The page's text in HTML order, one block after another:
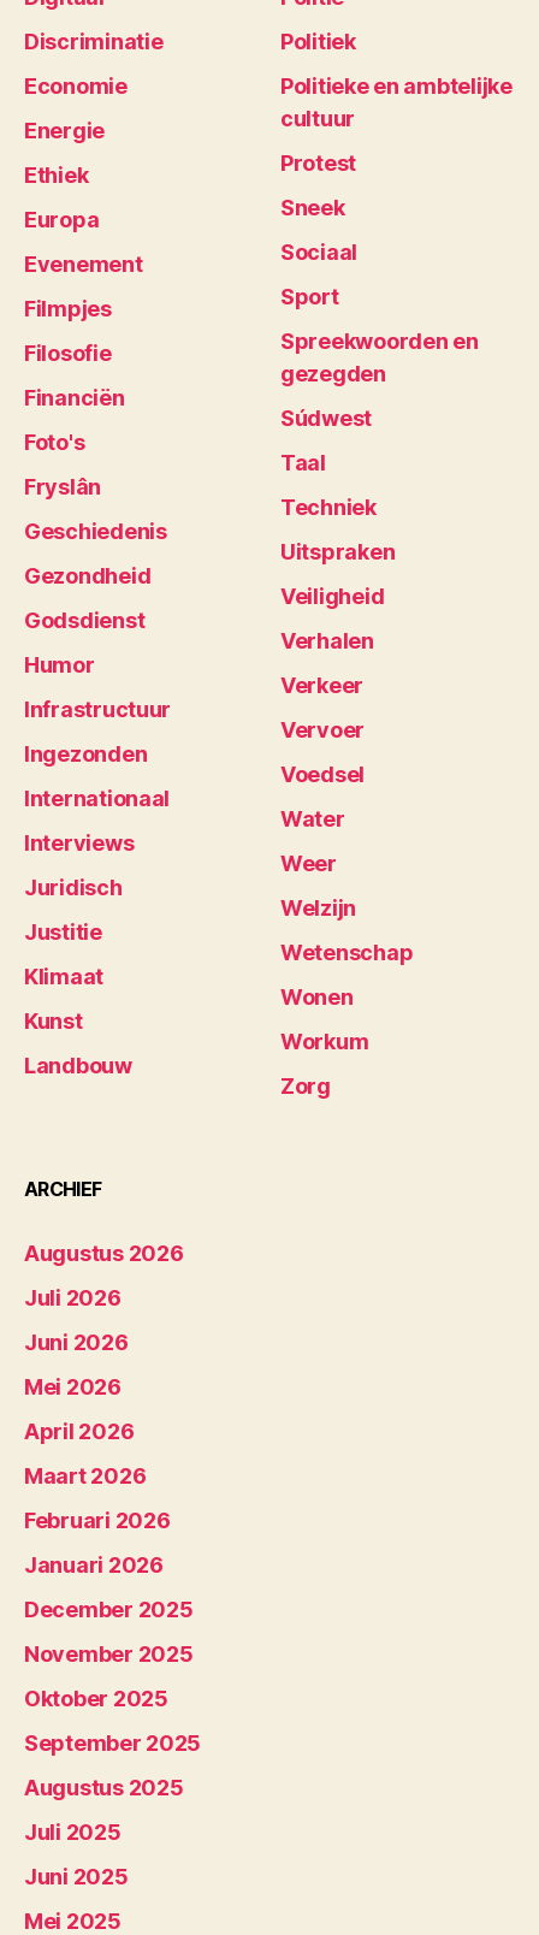
Discriminatie
Economie
Energie
Ethiek
Europa
Evenement
Filmpjes
Filosofie
Financiën
Foto's
Fryslân
Geschiedenis
Gezondheid
Godsdienst
Humor
Infrastructuur
Ingezonden
Internationaal
Interviews
Juridisch
Justitie
Klimaat
Kunst
Landbouw
Politiek
Politieke en ambtelijke
cultuur
Protest
Sneek
Sociaal
Sport
Spreekwoorden en
gezegden
Súdwest
Taal
Techniek
Uitspraken
Veiligheid
Verhalen
Verkeer
Vervoer
Voedsel
Water
Weer
Welzijn
Wetenschap
Wonen
Workum
Zorg
ARCHIEF
Augustus 2026
Juli 2026
Juni 2026
Mei 2026
April 2026
Maart 2026
Februari 2026
Januari 2026
December 2025
November 2025
Oktober 2025
September 2025
Augustus 2025
Juli 2025
Juni 2025
Mei 2025